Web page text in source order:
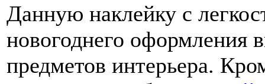
Данную наклейку с
новогоднего оформления
предметов интерьера.